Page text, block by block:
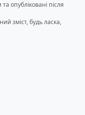
опубліковані після
зміст, будь ласка,